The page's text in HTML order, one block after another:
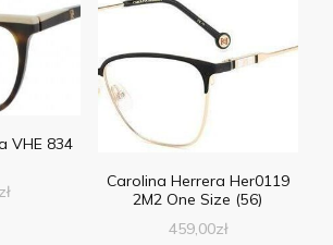
VHE 834
zł
Carolina Herrera Her0119
2M2 One Size (56)
459,00zł